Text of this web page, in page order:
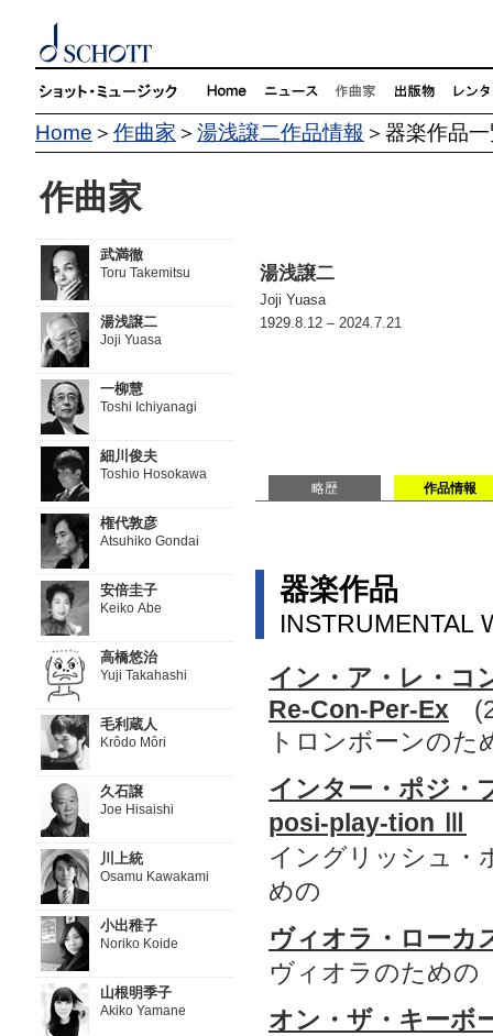
Home ＞作曲家 ＞湯浅譲二作品情報 ＞器楽作品
作曲家
武満徹
Toru Takemitsu
湯浅譲二
Joji Yuasa
一柳慧
Toshi Ichiyanagi
細川俊夫
Toshio Hosokawa
権代敦彦
Atsuhiko Gondai
安倍圭子
Keiko Abe
高橋悠治
Yuji Takahashi
毛利蔵人
Krôdo Môri
久石譲
Joe Hisaishi
川上統
Osamu Kawakami
小出稚子
Noriko Koide
山根明季子
Akiko Yamane
湯浅譲二
Joji Yuasa
1929.8.12 – 2024.7.21
略歴 作品情報
器楽作品
INSTRUMENTAL
イン・ア・レ・
Re-Con-Per-Ex
トロンボーンのた
インター・ポジ
posi-play-tion Ⅲ
イングリッシュ・
めの
ヴィオラ・ロー
ヴィオラのための
オン・ザ・キー